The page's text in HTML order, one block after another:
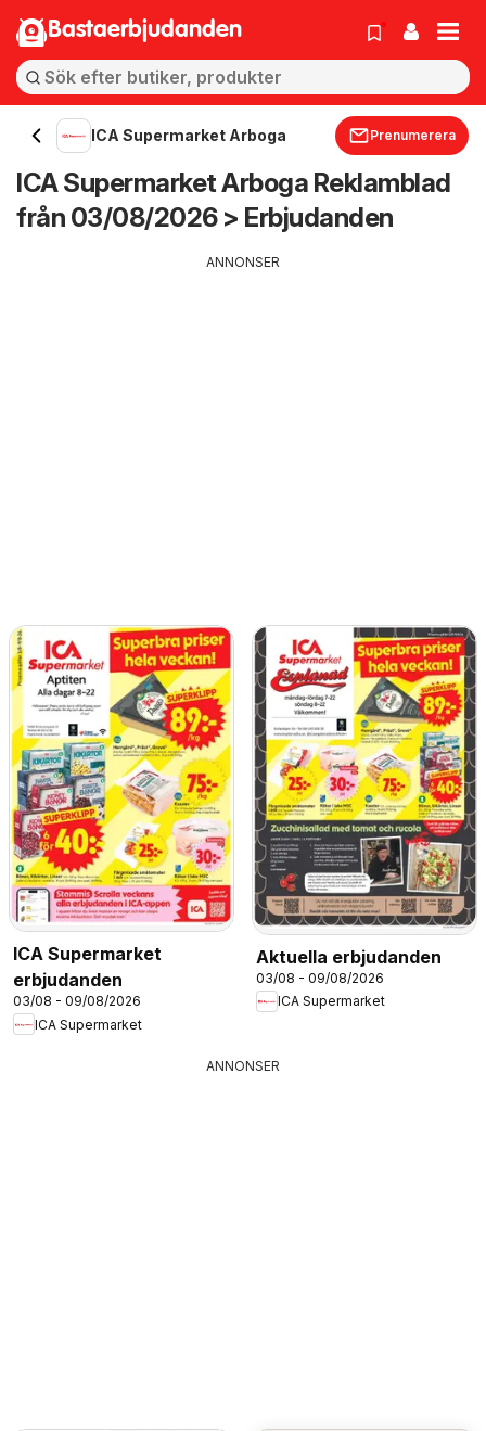
Bastaerbjudanden
ICA Supermarket Arboga Prenumerera
ICA Supermarket Arboga Reklamblad
från 03/08/2026 > Erbjudanden
ANNONSER
ICA Supermarket
erbjudanden
03/08 - 09/08/2026
ICA Supermarket
Aktuella erbjudanden
03/08 - 09/08/2026
ICA Supermarket
ANNONSER